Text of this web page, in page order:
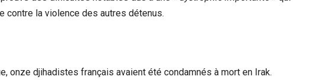
contre la violence des autres détenus.
onze djihadistes français avaient été condamnés à mort en Irak.